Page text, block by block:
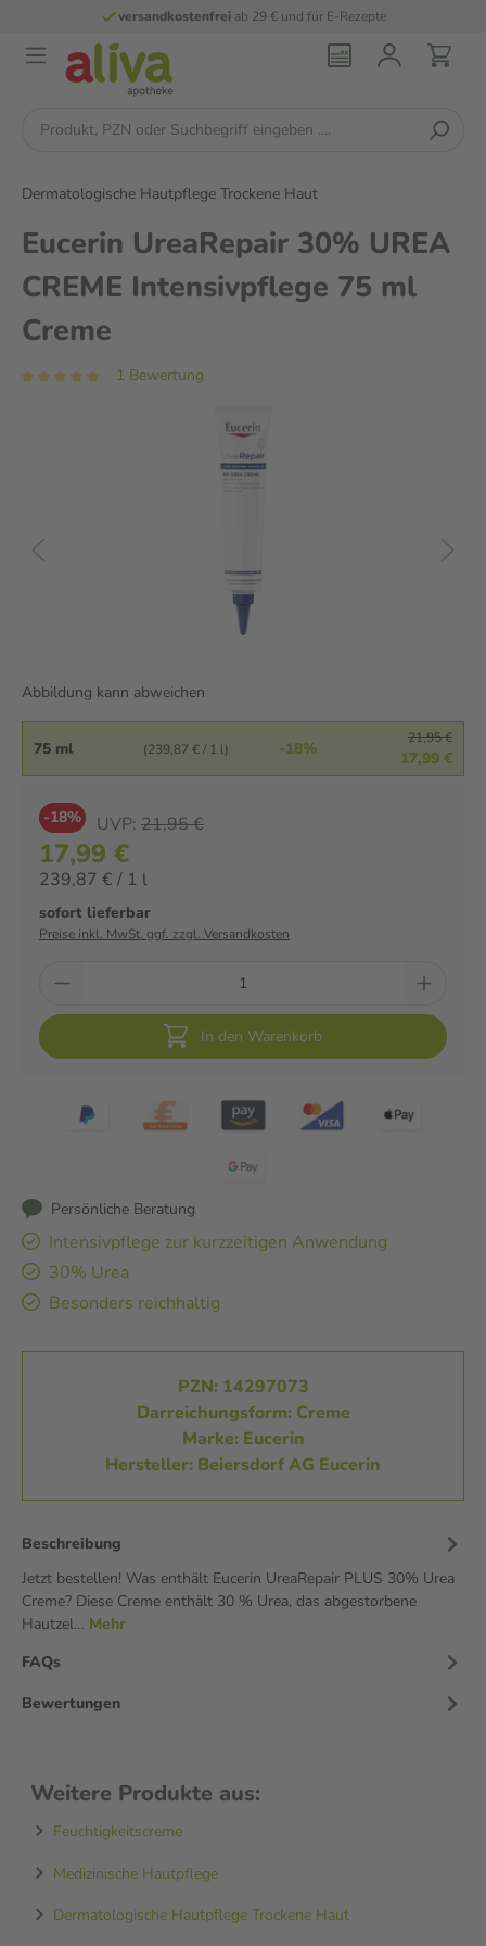
versandkostenfreiab 29 € und für E-Rezepte
Dermatologische Hautpflege Trockene Haut
Eucerin UreaRepair 30% UREA
CREME Intensivpflege 75 ml
Creme
1 Bewertung
Abbildung kann abweichen
75 ml (239,87 € / 1 l) -18%
21,95 €
17,99 €
-18% UVP: 21,95 €
17,99 €
239,87 € / 1 l
sofort lieferbar
Preise inkl. MwSt. ggf. zzgl. Versandkosten
In den Warenkorb
Persönliche Beratung
Intensivpflege zur kurzzeitigen Anwendung
30% Urea
Besonders reichhaltig
PZN: 14297073
Darreichungsform: Creme
Marke: Eucerin
Hersteller: Beiersdorf AG Eucerin
Beschreibung
Jetzt bestellen! Was enthält Eucerin UreaRepair PLUS 30% Urea
Creme? Diese Creme enthält 30 % Urea, das abgestorbene
Hautzel… Mehr
FAQs
Bewertungen
Weitere Produkte aus:
Feuchtigkeitscreme
Medizinische Hautpflege
Dermatologische Hautpflege Trockene Haut